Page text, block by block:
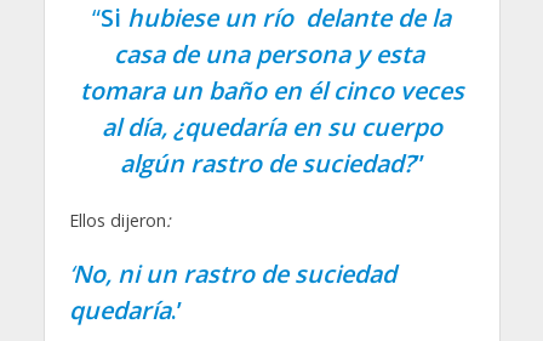
“Si hubiese un río delante de la
casa de una persona y esta
tomara un baño en él cinco veces
al día, ¿quedaría en su cuerpo
algún rastro de suciedad?”
Ellos dijeron:
‘No, ni un rastro de suciedad
quedaría.’